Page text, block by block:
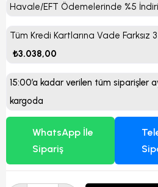
Havale/EFT Ödemelerinde %5
Tüm Kredi Kartlarına Vade Farksız
₺3.038,00
15:00’a kadar verilen tüm siparişler
kargoda
WhatsApp İle
Sipariş